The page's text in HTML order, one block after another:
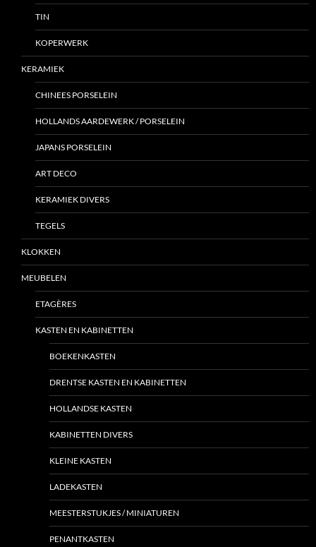
TIN
KOPERWERK
KERAMIEK
CHINEES PORSELEIN
HOLLANDS AARDEWERK / PORSELEIN
JAPANS PORSELEIN
ART DECO
KERAMIEK DIVERS
TEGELS
KLOKKEN
MEUBELEN
ETAGÈRES
KASTEN EN KABINETTEN
BOEKENKASTEN
DRENTSE KASTEN EN KABINETTEN
HOLLANDSE KASTEN
KABINETTEN DIVERS
KLEINE KASTEN
LADEKASTEN
MEESTERSTUKJES / MINIATUREN
PENANTKASTEN